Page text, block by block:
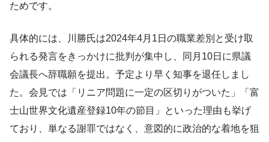
ためです。
具体的には、川勝氏は2024年4月1日の職業差別と受け取
られる発言をきっかけに批判が集中し、同月10日に県議
会議長へ辞職願を提出。予定より早く知事を退任しまし
た。会見では「リニア問題に一定の区切りがついた」「富
士山世界文化遺産登録10年の節目」といった理由も挙げ
ており、単なる謝罪ではなく、意図的に政治的な着地を狙